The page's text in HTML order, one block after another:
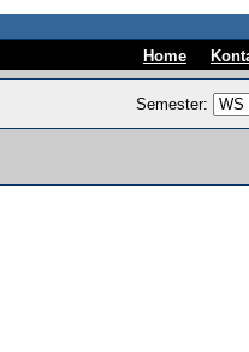
Home
Semester: